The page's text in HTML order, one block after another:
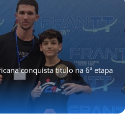
conquista título na 6ª etapa